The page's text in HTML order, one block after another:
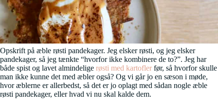
Opskrift på æble røsti pandekager. Jeg elsker røsti, og jeg elsker
pandekager, så jeg tænkte “hvorfor ikke kombinere de to?”. Jeg har
både spist og lavet almindelige røsti med kartofler før, så hvorfor skulle
man ikke kunne det med æbler også? Og vi går jo en sæson i møde,
hvor æblerne er allerbedst, så det er jo oplagt med sådan nogle æble
røsti pandekager, eller hvad vi nu skal kalde dem.